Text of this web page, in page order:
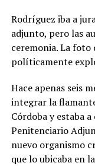
Rodríguez iba a
adjunto, pero las
ceremonia. La foto
políticamente
Hace apenas seis
integrar la
Córdoba y estaba
Penitenciario
nuevo organismo
que lo ubicaba en